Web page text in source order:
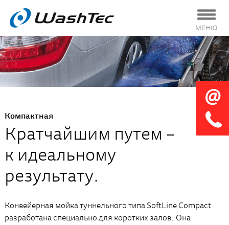
МЕНЮ
Компактная
Кратчайшим путем –
к идеальному
результату.
Конвейерная мойка туннельного типа SoftLine Compact
разработана специально для коротких залов. Она